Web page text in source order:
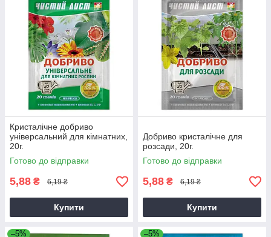
Кристалічне добриво
універсальний для кімнатних,
20г.
Готово до відправки
5,88 ₴ 6,19 ₴
Купити
Добриво кристалічне для
розсади, 20г.
Готово до відправки
5,88 ₴ 6,19 ₴
Купити
–5% –5%